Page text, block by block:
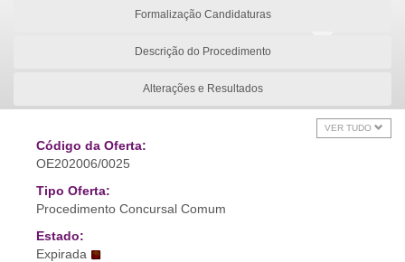
Formalização Candidaturas
Descrição do Procedimento
Alterações e Resultados
VER TUDO
Código da Oferta:
OE202006/0025
Tipo Oferta:
Procedimento Concursal Comum
Estado:
Expirada